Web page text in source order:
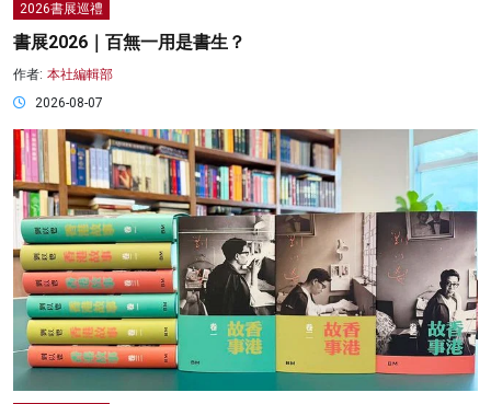
2026書展巡禮
書展2026｜百無一用是書生？
作者: 本社編輯部
2026-08-07